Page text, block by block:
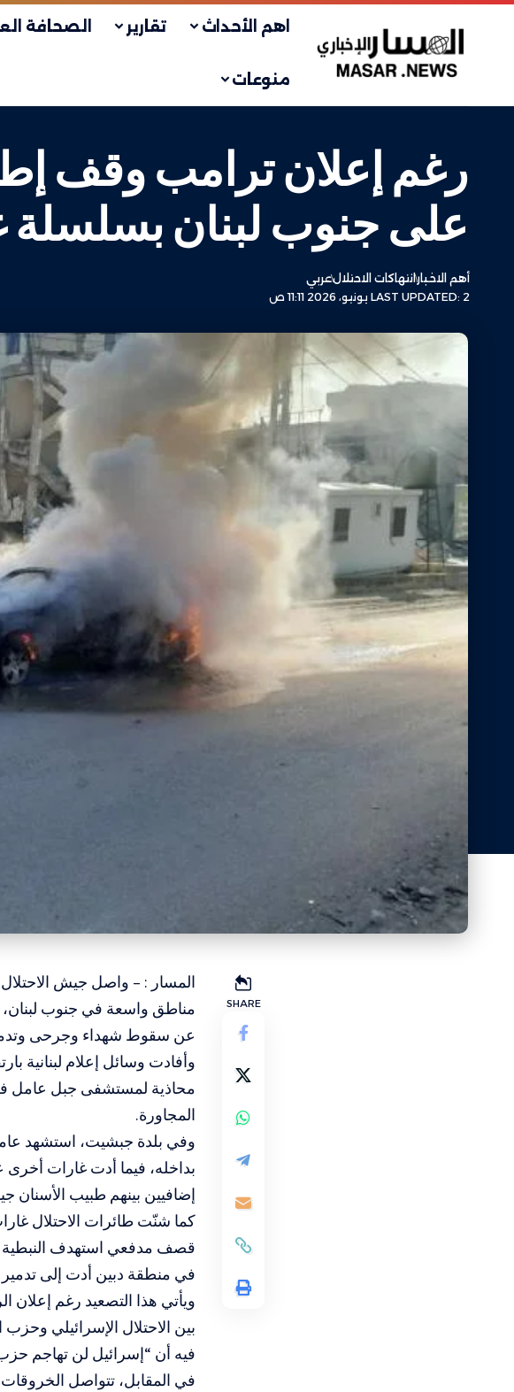
اهم الأحداث تقارير الصحافة
منوعات
رغم إعلان ترامب وقف
على جنوب لبنان بسلسلة
LAST UPDATED: 2 يونيو، 2026 11:11 ص
أهم الاخبارانتهاكات الاحتلالعربي
SHARE
المسار : – واصل جيش الاحتلال
مناطق واسعة في جنوب لبنان،
عن سقوط شهداء وجرحى
محاذية لمستشفى جبل عامل
المجاورة.
وفي بلدة جبشيت، استشهد
بداخله، فيما أدت غارات
إضافيين بينهم طبيب الأسنان
كما شنّت طائرات الاحتلال
قصف مدفعي استهدف النبطية
في منطقة دبين أدت إلى
ويأتي هذا التصعيد رغم إعلان
بين الاحتلال الإسرائيلي
فيه أن “إسرائيل لن تهاجم
في المقابل، تتواصل الخروقات